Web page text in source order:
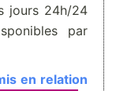
jours 24h/24
par
en relation